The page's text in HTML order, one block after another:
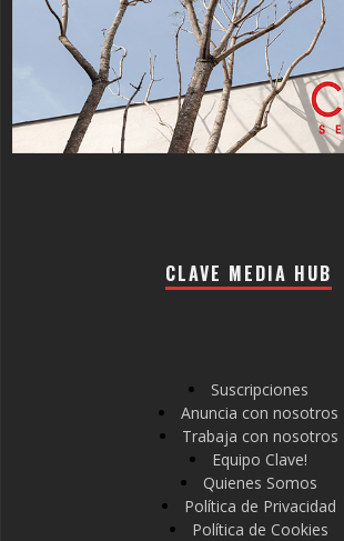
CLAVE MEDIA HUB
Suscripciones
Anuncia con nosotros
Trabaja con nosotros
Equipo Clave!
Quienes Somos
Política de Privacidad
Política de Cookies